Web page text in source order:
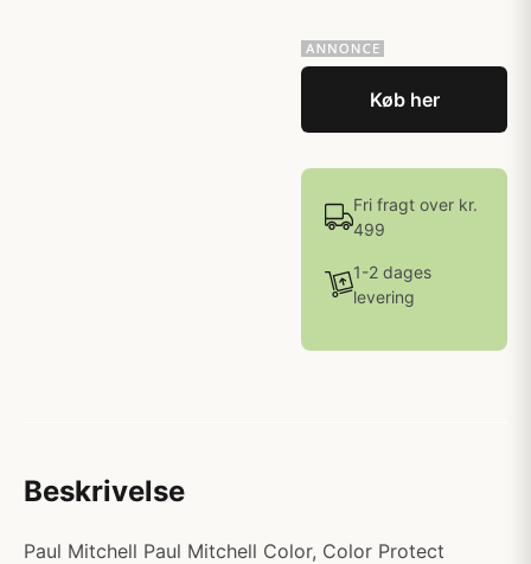
Køb her
Fri fragt over kr.
499
1-2 dages
levering
Beskrivelse
Paul Mitchell Paul Mitchell Color, Color Protect